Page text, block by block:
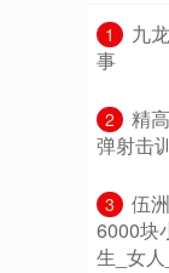
1
九
事
2
精
弹射击
3
伍
6000块
生_女